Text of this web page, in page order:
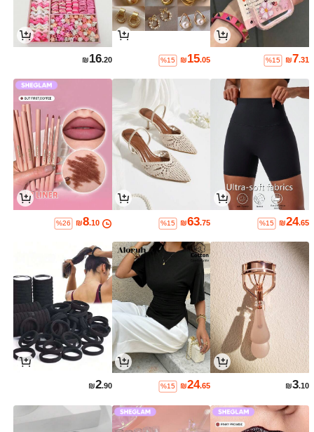
₪7.31
%15
₪15.05
%15
₪16.20
₪24.65
%15
₪63.75
%15
₪8.10
%26
₪3.10
₪24.65
%15
₪2.90